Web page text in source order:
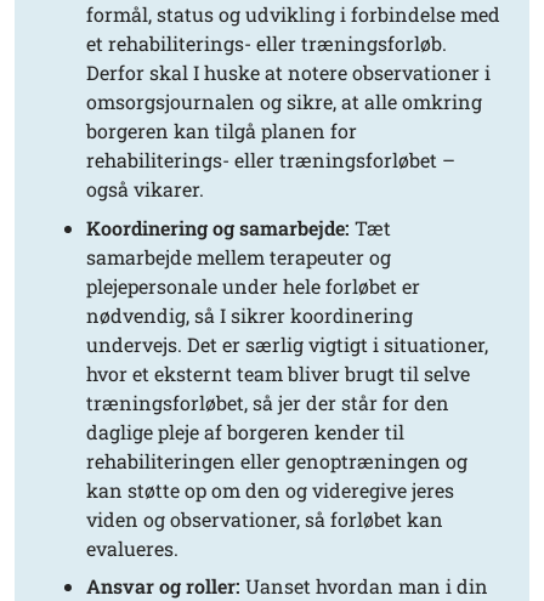
formål, status og udvikling i forbindelse med
et rehabiliterings- eller træningsforløb.
Derfor skal I huske at notere observationer i
omsorgsjournalen og sikre, at alle omkring
borgeren kan tilgå planen for
rehabiliterings- eller træningsforløbet –
også vikarer.
Koordinering og samarbejde: Tæt
samarbejde mellem terapeuter og
plejepersonale under hele forløbet er
nødvendig, så I sikrer koordinering
undervejs. Det er særlig vigtigt i situationer,
hvor et eksternt team bliver brugt til selve
træningsforløbet, så jer der står for den
daglige pleje af borgeren kender til
rehabiliteringen eller genoptræningen og
kan støtte op om den og videregive jeres
viden og observationer, så forløbet kan
evalueres.
Ansvar og roller: Uanset hvordan man i din